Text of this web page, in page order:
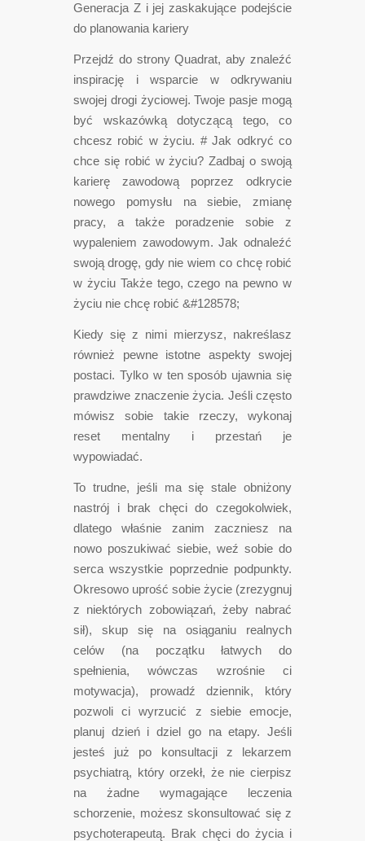
Generacja Z i jej zaskakujące podejście
do planowania kariery
Przejdź do strony Quadrat, aby znaleźć
inspirację i wsparcie w odkrywaniu
swojej drogi życiowej. Twoje pasje mogą
być wskazówką dotyczącą tego, co
chcesz robić w życiu. # Jak odkryć co
chce się robić w życiu? Zadbaj o swoją
karierę zawodową poprzez odkrycie
nowego pomysłu na siebie, zmianę
pracy, a także poradzenie sobie z
wypaleniem zawodowym. Jak odnaleźć
swoją drogę, gdy nie wiem co chcę robić
w życiu Także tego, czego na pewno w
życiu nie chcę robić &#128578;
Kiedy się z nimi mierzysz, nakreślasz
również pewne istotne aspekty swojej
postaci. Tylko w ten sposób ujawnia się
prawdziwe znaczenie życia. Jeśli często
mówisz sobie takie rzeczy, wykonaj
reset mentalny i przestań je
wypowiadać.
To trudne, jeśli ma się stale obniżony
nastrój i brak chęci do czegokolwiek,
dlatego właśnie zanim zaczniesz na
nowo poszukiwać siebie, weź sobie do
serca wszystkie poprzednie podpunkty.
Okresowo uprość sobie życie (zrezygnuj
z niektórych zobowiązań, żeby nabrać
sił), skup się na osiąganiu realnych
celów (na początku łatwych do
spełnienia, wówczas wzrośnie ci
motywacja), prowadź dziennik, który
pozwoli ci wyrzucić z siebie emocje,
planuj dzień i dziel go na etapy. Jeśli
jesteś już po konsultacji z lekarzem
psychiatrą, który orzekł, że nie cierpisz
na żadne wymagające leczenia
schorzenie, możesz skonsultować się z
psychoterapeutą. Brak chęci do życia i